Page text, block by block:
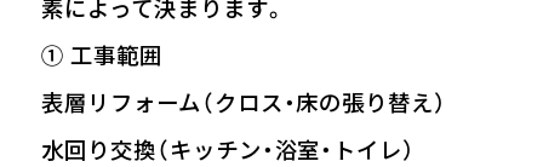
素によって決まります。
① 工事範囲
表層リフォーム（クロス・床の張り替え）
水回り交換（キッチン・浴室・トイレ）